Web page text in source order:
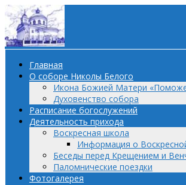
Главная
О соборе Николы Белого
Икона Божией Матери
Духовенство собора
Расписание богослужений
Деятельность прихода
Воскресная школа
Информация о
Беседы перед Крещением и
Паломнические поездки
Фотогалерея